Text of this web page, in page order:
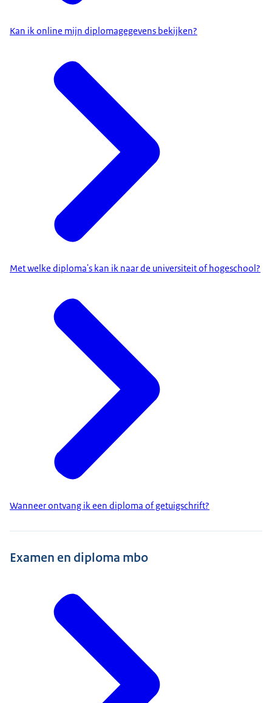
Kan ik online mijn diplomagegevens bekijken?
Met welke diploma's kan ik naar de universiteit of hogeschool?
Wanneer ontvang ik een diploma of getuigschrift?
Examen en diploma mbo